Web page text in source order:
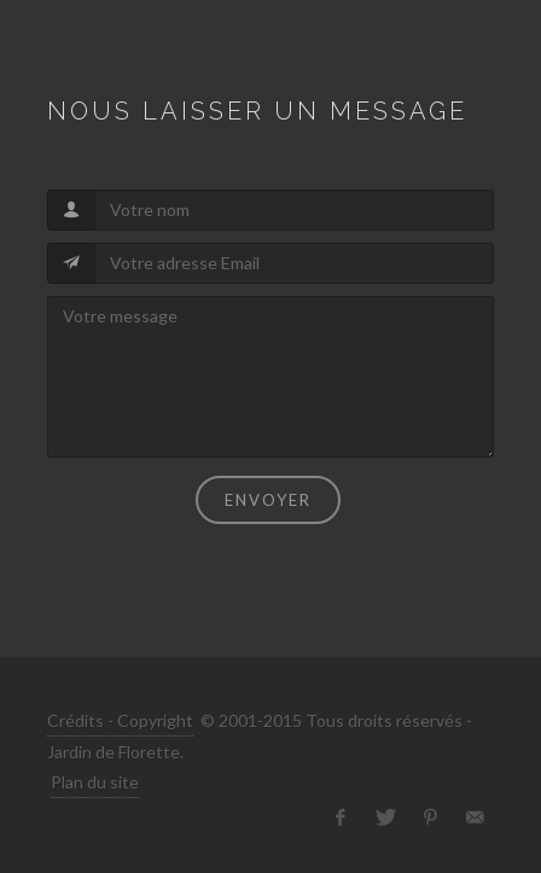
NOUS LAISSER UN MESSAGE
ENVOYER
Crédits - Copyright © 2001-2015 Tous droits réservés -
Jardin de Florette.
Plan du site